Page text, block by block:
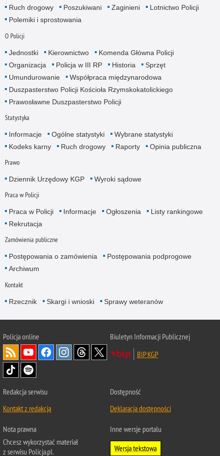
Ruch drogowy
Poszukiwani Zaginieni
Lotnictwo Policji
Polemiki i sprostowania
O Policji
Jednostki Kierownictwo
Komenda Główna Policji
Organizacja
Policja w III RP Historia
Sprzęt
Umundurowanie
Współpraca międzynarodowa
Duszpasterstwo Policji Kościoła Rzymskokatolickiego
Prawosławne Duszpasterstwo Policji
Statystyka
Informacje Ogólne statystyki
Wybrane statystyki
Kodeks karny
Ruch drogowy Raporty Opinia publiczna
Prawo
Dziennik Urzędowy KGP Wyroki sądowe
Praca w Policji
Praca w Policji Informacje Ogłoszenia
Listy rankingowe
Rekrutacja
Zamówienia publiczne
Postępowania o zamówienia
Postępowania podprogowe
Archiwum
Kontakt
Rzecznik Skargi i wnioski Sprawy weteranów
Policjaonline
Biuletyn Informacji Publicznej
BIP KGP
Redakcja serwisu
Kontakt z redakcją
Dostępność
Deklaracja dostępności
Nota prawna
Chcesz wykorzystać materiał
z serwisu Policja.pl.
Inne wersje portalu
Wersja tekstowa